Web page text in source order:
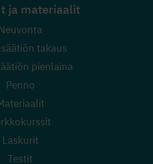
ja materiaalit
takaus
pienlaina
Penno
Laskurit
Testit